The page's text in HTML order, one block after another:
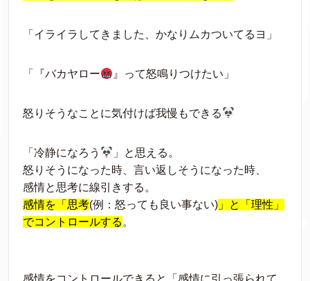
「イライラしてきました、かなりムカついてるヨ」
「『バカヤロー 』って怒鳴りつけたい」
怒りそうなことに気付けば我慢もできる
「冷静になろう
」と思える。
怒りそうになった時、言い返しそうになった時、
感情と思考に線引きする。
感情を「思考(例：怒っても良い事ない) 」と「理性」
でコントロールする 。
感情をコントロールできると「感情に引っ張られて